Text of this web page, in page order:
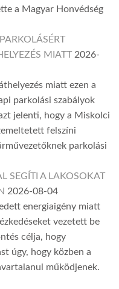
a Magyar Honvédség
MIATT 2026-
miatt ezen a
parkolási szabályok
jelenti, hogy a Miskolci
felszíni
parkolási
SEGÍTI A LAKOSOKAT
2026-08-04
energiaigény miatt
vezetett be
célja, hogy
úgy, hogy közben a
működjenek.